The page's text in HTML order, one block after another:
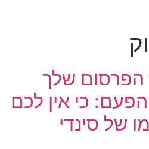
הפרסום שלך
כי אין לכם
של סינדי